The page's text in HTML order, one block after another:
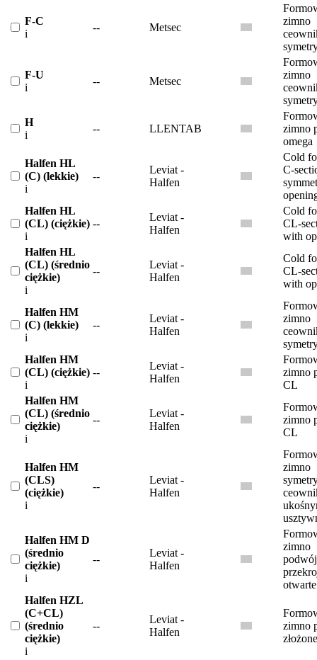
F-C
i
-- Metsec
zimno
F-U
i
-- Metsec
zimno
H
i
-- LLENTAB
zimno
omega
Halfen HL
(C) (lekkie)
i
--
Leviat -
Halfen
Cold
C-
Halfen HL
(CL) (ciężkie)
i
--
Leviat -
Halfen
Cold
CL-
with
Halfen HL
(CL) (średnio
ciężkie)
i
--
Leviat -
Halfen
Cold
CL-
with
Halfen HM
(C) (lekkie)
i
--
Leviat -
Halfen
zimno
Halfen HM
(CL) (ciężkie)
i
--
Leviat -
Halfen
zimno
CL
Halfen HM
(CL) (średnio
ciężkie)
i
--
Leviat -
Halfen
zimno
CL
Halfen HM
(CLS)
(ciężkie)
i
--
Leviat -
Halfen
zimno
Halfen HM D
(średnio
ciężkie)
i
--
Leviat -
Halfen
zimno
otwarte
Halfen HZL
(C+CL)
(średnio
ciężkie)
i
--
Leviat -
Halfen
zimno